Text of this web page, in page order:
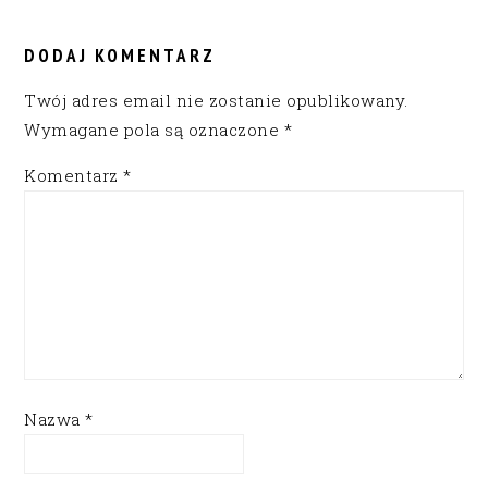
INTERACTIONS
DODAJ KOMENTARZ
Twój adres email nie zostanie opublikowany.
Wymagane pola są oznaczone *
Komentarz*
Nazwa*